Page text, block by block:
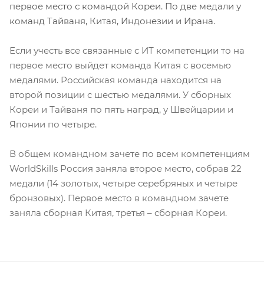
первое место с командой Кореи. По две медали у
команд Тайваня, Китая, Индонезии и Ирана.
Если учесть все связанные с ИТ компетенции то на
первое место выйдет команда Китая с восемью
медалями. Российская команда находится на
второй позиции с шестью медалями. У сборных
Кореи и Тайваня по пять наград, у Швейцарии и
Японии по четыре.
В общем командном зачете по всем компетенциям
WorldSkills Россия заняла второе место, собрав 22
медали (14 золотых, четыре серебряных и четыре
бронзовых). Первое место в командном зачете
заняла сборная Китая, третья – сборная Кореи.